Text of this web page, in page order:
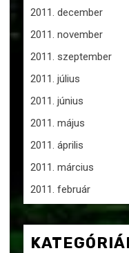
2011. december
2011. november
2011. szeptember
2011. július
2011. június
2011. május
2011. április
2011. március
2011. február